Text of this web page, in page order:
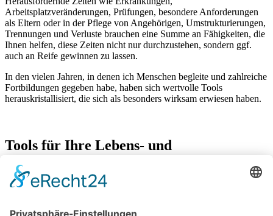
Arbeitsplatzveränderungen, Prüfungen, besondere Anforderungen
als Eltern oder in der Pflege von Angehörigen, Umstrukturierungen,
Trennungen und Verluste brauchen eine Summe an Fähigkeiten, die
Ihnen helfen, diese Zeiten nicht nur durchzustehen, sondern ggf.
auch an Reife gewinnen zu lassen.
In den vielen Jahren, in denen ich Menschen begleite und zahlreiche
Fortbildungen gegeben habe, haben sich wertvolle Tools
herauskristallisiert, die sich als besonders wirksam erwiesen haben.
Tools für Ihre Lebens- und
Widerstandskraft
Finden Sie in den Gelassenheitsmodus zurück durch Atem-,
Tiefe Entspannung durch manuelle Techniken und